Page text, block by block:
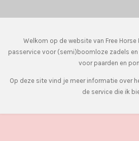
Welkom op de website van Free Horse
passervice voor (semi)boomloze zadels
voor paarden en
Op deze site vind je meer informatie over
de service die ik